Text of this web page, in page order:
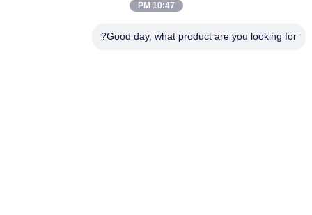
10:47 PM
Good day, what product are you looking for?